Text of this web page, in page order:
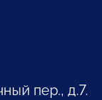
пер., д.7.